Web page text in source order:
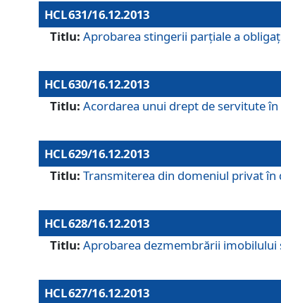
HCL 631/16.12.2013
Titlu: Aprobarea stingerii parţiale a
HCL 630/16.12.2013
Titlu: Acordarea unui drept de servitute
HCL 629/16.12.2013
Titlu: Transmiterea din domeniul privat în
HCL 628/16.12.2013
Titlu: Aprobarea dezmembrării imobilului
HCL 627/16.12.2013